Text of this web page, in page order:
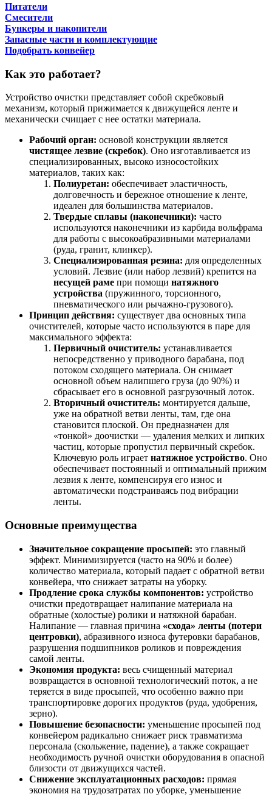
Питатели
Смесители
Бункеры и накопители
Запасные части и комплектующие
Подобрать конвейер
Как это работает?
Устройство очистки представляет собой скребковый
механизм, который прижимается к движущейся ленте и
механически счищает с нее остатки материала.
Рабочий орган: основой конструкции является
чистящее лезвие (скребок). Оно изготавливается из
специализированных, высоко износостойких
материалов, таких как:
Полиуретан: обеспечивает эластичность,
долговечность и бережное отношение к ленте,
идеален для большинства материалов.
Твердые сплавы (наконечники): часто
используются наконечники из карбида вольфрама
для работы с высокоабразивными материалами
(руда, гранит, клинкер).
Специализированная резина: для определенных
условий. Лезвие (или набор лезвий) крепится на
несущей раме при помощи натяжного
устройства (пружинного, торсионного,
пневматического или рычажно-грузового).
Принцип действия: существует два основных типа
очистителей, которые часто используются в паре для
максимального эффекта:
Первичный очиститель: устанавливается
непосредственно у приводного барабана, под
потоком сходящего материала. Он снимает
основной объем налипшего груза (до 90%) и
сбрасывает его в основной разгрузочный лоток.
Вторичный очиститель: монтируется дальше,
уже на обратной ветви ленты, там, где она
становится плоской. Он предназначен для
«тонкой» доочистки — удаления мелких и липких
частиц, которые пропустил первичный скребок.
Ключевую роль играет натяжное устройство. Оно
обеспечивает постоянный и оптимальный прижим
лезвия к ленте, компенсируя его износ и
автоматически подстраиваясь под вибрации
ленты.
Основные преимущества
Значительное сокращение просыпей: это главный
эффект. Минимизируется (часто на 90% и более)
количество материала, который падает с обратной ветви
конвейера, что снижает затраты на уборку.
Продление срока службы компонентов: устройство
очистки предотвращает налипание материала на
обратные (холостые) ролики и натяжной барабан.
Налипание — главная причина «схода» ленты (потери
центровки), абразивного износа футеровки барабанов,
разрушения подшипников роликов и повреждения
самой ленты.
Экономия продукта: весь счищенный материал
возвращается в основной технологический поток, а не
теряется в виде просыпей, что особенно важно при
транспортировке дорогих продуктов (руда, удобрения,
зерно).
Повышение безопасности: уменьшение просыпей под
конвейером радикально снижает риск травматизма
персонала (скольжение, падение), а также сокращает
необходимость ручной очистки оборудования в опасной
близости от движущихся частей.
Снижение эксплуатационных расходов: прямая
экономия на трудозатратах по уборке, уменьшение